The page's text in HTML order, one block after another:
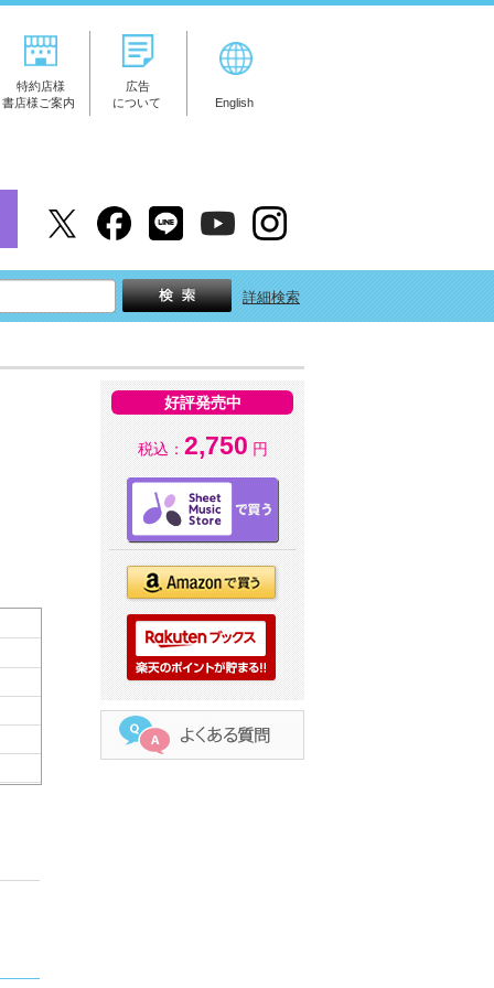
特約店様
書店様ご案内
広告
について
English
詳細検索
好評発売中
税込： 2,750 円